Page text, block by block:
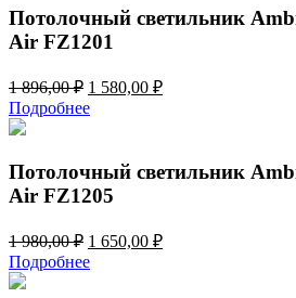
928,00 ₽.
Потолочный светильник
Air FZ1201
1 896,00₽ Первоначальная
цена
составляла
896,00 ₽.
1 580,00 ₽Текущая
Подробнее
Потолочный светильник
Air FZ1205
1 980,00₽ Первоначальная
цена
составляла
1 650,00 ₽Текущая
Подробнее